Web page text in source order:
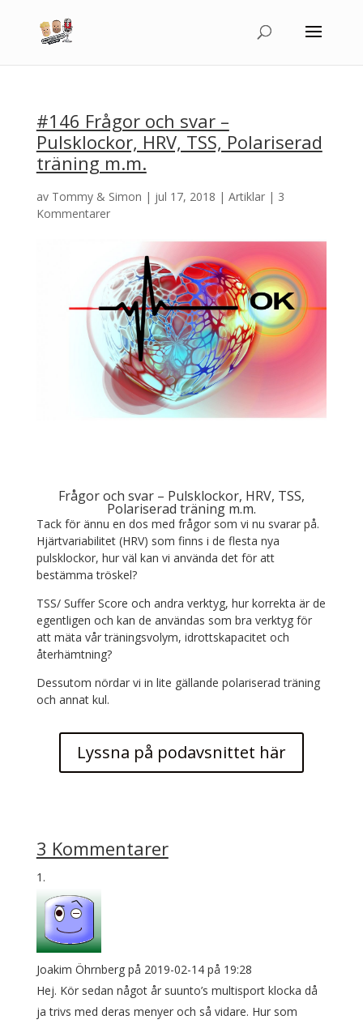
#146 Frågor och svar –
Pulsklockor, HRV, TSS, Polariserad
träning m.m.
av Tommy & Simon | jul 17, 2018 | Artiklar| 3
Kommentarer
Frågor och svar – Pulsklockor, HRV, TSS,
Polariserad träning m.m.
Tack för ännu en dos med frågor som vi nu svarar på.
Hjärtvariabilitet (HRV) som finns i de flesta nya
pulsklockor, hur väl kan vi använda det för att
bestämma tröskel?
TSS/ Suffer Score och andra verktyg, hur korrekta är de
egentligen och kan de användas som bra verktyg för
att mäta vår träningsvolym, idrottskapacitet och
återhämtning?
Dessutom nördar vi in lite gällande polariserad träning
och annat kul.
Lyssna på podavsnittet här
3 Kommentarer
Joakim Öhrnberg på 2019-02-14 på 19:28
Hej. Kör sedan något år suunto’s multisport klocka då
ja trivs med deras menyer och så vidare. Hur som